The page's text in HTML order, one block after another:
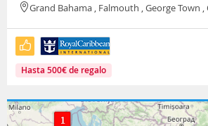
Grand Bahama , Falmouth , George Town ,
Hasta 500€de regalo